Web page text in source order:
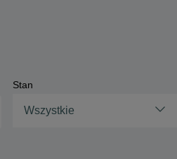
Stan
Wszystkie